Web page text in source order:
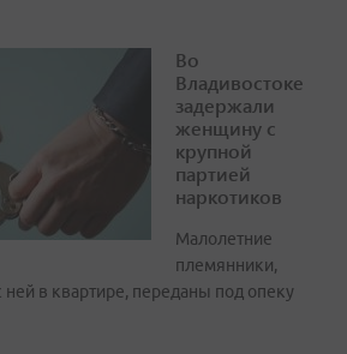
Во
Владивостоке
задержали
женщину с
крупной
партией
наркотиков
Малолетние
племянники,
ней в квартире, переданы под опеку